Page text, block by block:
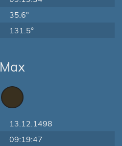
35.6°
131.5°
Max
13.12.1498
09:19:47